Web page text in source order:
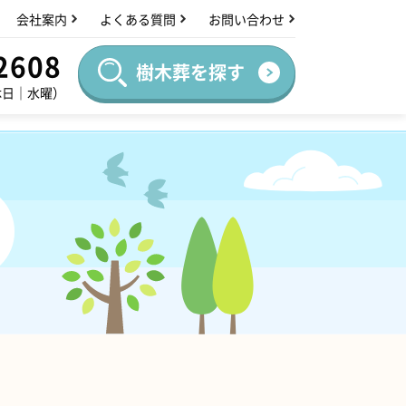
会社案内 よくある質問 お問い合わせ
｜水曜）
樹木葬を探す